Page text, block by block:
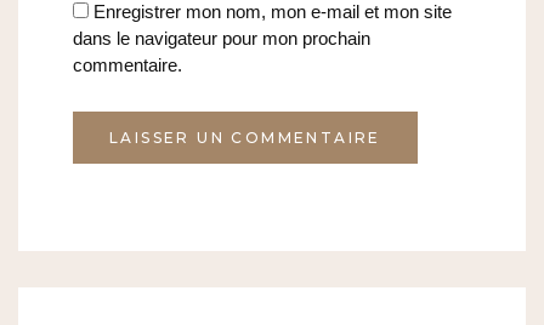
Enregistrer mon nom, mon e-mail et mon site
dans le navigateur pour mon prochain
commentaire.